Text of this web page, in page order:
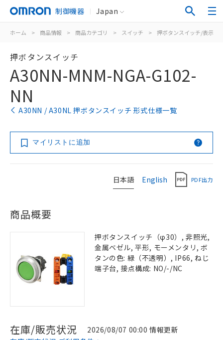
制御機器 Japan
ホーム > 商品情報 > 商品カテゴリ > スイッチ > 押ボタンスイッチ/表示灯
押ボタンスイッチ
A30NN-MNM-NGA-G102-
NN
A30NN / A30NL 押ボタンスイッチ 形式仕様一覧
マイリストに追加
日本語 English PDF出力
商品概要
押ボタンスイッチ（φ30）, 非照光,
金属ベゼル, 平形, モーメンタリ, ボ
タンの色: 緑（不透明）, IP66, ねじ
端子台, 接点構成: NO/-/NC
在庫/販売状況
2026/08/07 00:00 情報更新